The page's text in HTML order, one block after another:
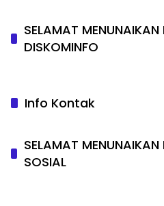
SELAMAT
DISKOMINFO
Info Kontak
SELAMAT
SOSIAL